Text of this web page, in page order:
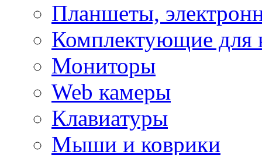
Планшеты,
Комплектующие для
Мониторы
Web камеры
Клавиатуры
Мыши и коврики